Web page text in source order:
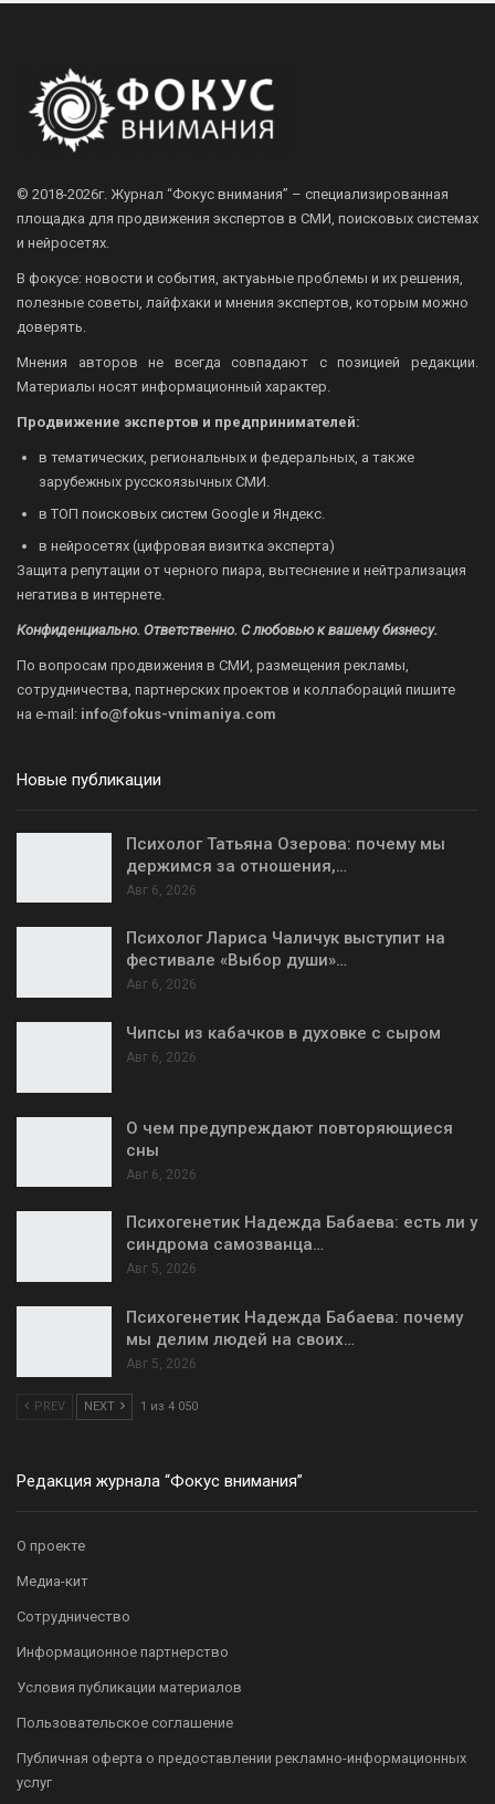
© 2018-2026г. Журнал “Фокус внимания” – специализированная
площадка для продвижения экспертов в СМИ, поисковых системах
и нейросетях.
В фокусе: новости и события, актуаьные проблемы и их решения,
полезные советы, лайфхаки и мнения экспертов, которым можно
доверять.
Мнения авторов не всегда совпадают с позицией редакции.
Материалы носят информационный характер.
Продвижение экспертов и предпринимателей:
в тематических, региональных и федеральных, а также
зарубежных русскоязычных СМИ.
в ТОП поисковых систем Google и Яндекс.
в нейросетях (цифровая визитка эксперта)
Защита репутации от черного пиара, вытеснение и нейтрализация
негатива в интернете.
Конфиденциально. Ответственно. С любовью к вашему бизнесу.
По вопросам продвижения в СМИ, размещения рекламы,
сотрудничества, партнерских проектов и коллабораций пишите
на e-mail: info@fokus-vnimaniya.com
Новые публикации
Психолог Татьяна Озерова: почему мы
держимся за отношения,…
Авг 6, 2026
Психолог Лариса Чаличук выступит на
фестивале «Выбор души»…
Авг 6, 2026
Чипсы из кабачков в духовке с сыром
Авг 6, 2026
О чем предупреждают повторяющиеся
сны
Авг 6, 2026
Психогенетик Надежда Бабаева: есть ли у
синдрома самозванца…
Авг 5, 2026
Психогенетик Надежда Бабаева: почему
мы делим людей на своих…
Авг 5, 2026
PREV NEXT 1 из 4 050
Редакция журнала “Фокус внимания”
О проекте
Медиа-кит
Сотрудничество
Информационное партнерство
Условия публикации материалов
Пользовательское соглашение
Публичная оферта о предоставлении рекламно-информационных
услуг